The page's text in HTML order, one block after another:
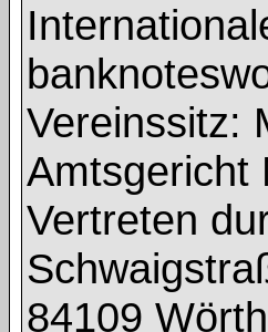
Vereinssitz:
Amtsgericht
Vertreten
84109 Wörth